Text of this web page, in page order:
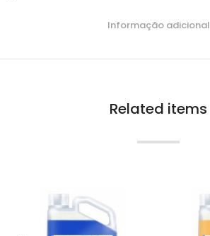
Informação adicional
Related items